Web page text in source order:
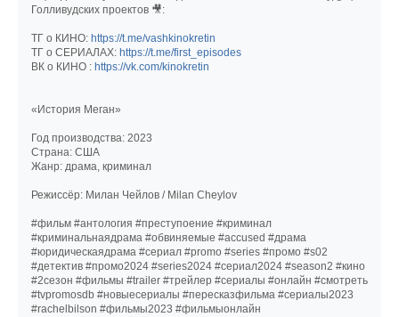
Голливудских проектов 🎥:
ТГ о КИНО: https://t.me/vashkinokretin
ТГ о СЕРИАЛАХ: https://t.me/first_episodes
ВК о КИНО : https://vk.com/kinokretin
«История Меган»
Год производства: 2023
Страна: США
Жанр: драма, криминал
Режиссёр: Милан Чейлов / Milan Cheylov
#фильм #антология #преступоение #криминал
#криминальнаядрама #обвиняемые #accused #драма
#юридическаядрама #сериал #promo #series #промо #s02
#детектив #промо2024 #series2024 #сериал2024 #season2 #кино
#2сезон #фильмы #trailer #трейлер #сериалы #онлайн #смотреть
#tvpromosdb #новыесериалы #пересказфильма #сериалы2023
#rachelbilson #фильмы2023 #фильмыонлайн